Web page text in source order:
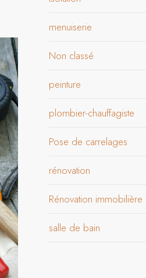
menuiserie
Non classé
peinture
plombier-chauffagiste
Pose de carrelages
rénovation
Rénovation immobilière
salle de bain